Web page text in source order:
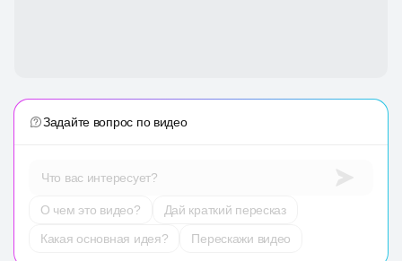
Задайте вопрос по видео
Что вас интересует?
О чем это видео?
Дай краткий пересказ
Какая основная идея?
Перескажи видео